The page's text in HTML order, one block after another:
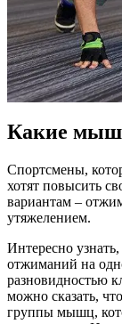
Какие
Спортсмены,
хотят повысить
вариантам –
утяжелением.
Интересно
отжиманий на
разновидностью
можно сказать,
группы мышц,